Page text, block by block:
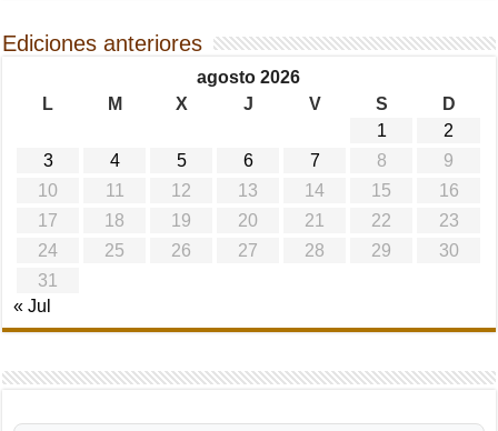
Ediciones anteriores
agosto 2026
L
M X J V S
D
1
2
3
4 5 6 7 8
9
10
11 12 13 14 15
16
17
18 19 20 21 22
23
24
25 26 27 28 29
30
31
« Jul